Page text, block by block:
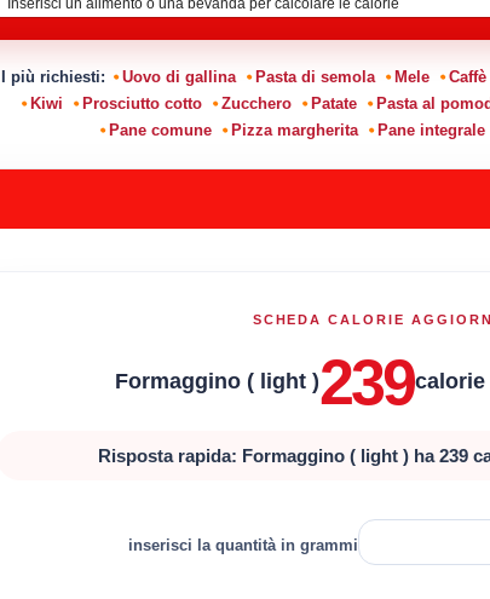
I più richiesti: Uovo di gallina Pasta di semola Mele Caffè
Kiwi
Prosciutto cotto Zucchero Patate Pasta al
Pane comune
Pizza margherita Pane integrale
SCHEDA CALORIE
Formaggino ( light )239calorie
Risposta rapida: Formaggino ( light ) ha 239
inserisci la quantità in grammi